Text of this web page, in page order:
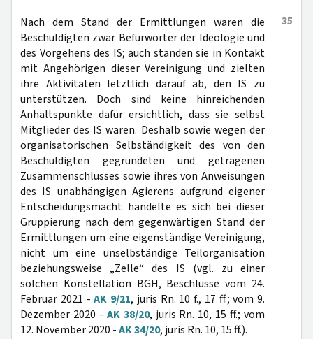
35
Nach dem Stand der Ermittlungen waren die
Beschuldigten zwar Befürworter der Ideologie und
des Vorgehens des IS; auch standen sie in Kontakt
mit Angehörigen dieser Vereinigung und zielten
ihre Aktivitäten letztlich darauf ab, den IS zu
unterstützen. Doch sind keine hinreichenden
Anhaltspunkte dafür ersichtlich, dass sie selbst
Mitglieder des IS waren. Deshalb sowie wegen der
organisatorischen Selbständigkeit des von den
Beschuldigten gegründeten und getragenen
Zusammenschlusses sowie ihres von Anweisungen
des IS unabhängigen Agierens aufgrund eigener
Entscheidungsmacht handelte es sich bei dieser
Gruppierung nach dem gegenwärtigen Stand der
Ermittlungen um eine eigenständige Vereinigung,
nicht um eine unselbständige Teilorganisation
beziehungsweise „Zelle“ des IS (vgl. zu einer
solchen Konstellation BGH, Beschlüsse vom 24.
Februar 2021 -AK 9/21, juris Rn. 10 f., 17 ff.; vom 9.
Dezember 2020 - AK 38/20, juris Rn. 10, 15 ff.; vom
12. November 2020 -AK 34/20, juris Rn. 10, 15 ff.).